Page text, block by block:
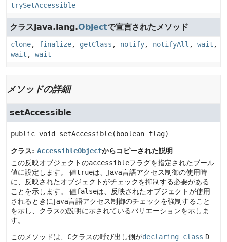
trySetAccessible
クラスjava.lang.Objectで宣言されたメソッド
clone, finalize, getClass , notify, notifyAll , wait ,
wait , wait
メソッドの詳細
setAccessible
public void setAccessible(boolean flag)
クラス: AccessibleObjectからコピーされた説明
この反映オブジェクトのaccessibleフラグを指定されたブール
値に設定します。
値trueは、Java言語アクセス制御の使用時
に、反映されたオブジェクトがチェックを抑制する必要がある
ことを示します。
値falseは、反映されたオブジェクトが使用
されるときにJava言語アクセス制御のチェックを強制すること
を示し、クラスの説明に示されているバリエーションを示しま
す。
このメソッドは、 Cクラスの呼び出し側がdeclaring class D